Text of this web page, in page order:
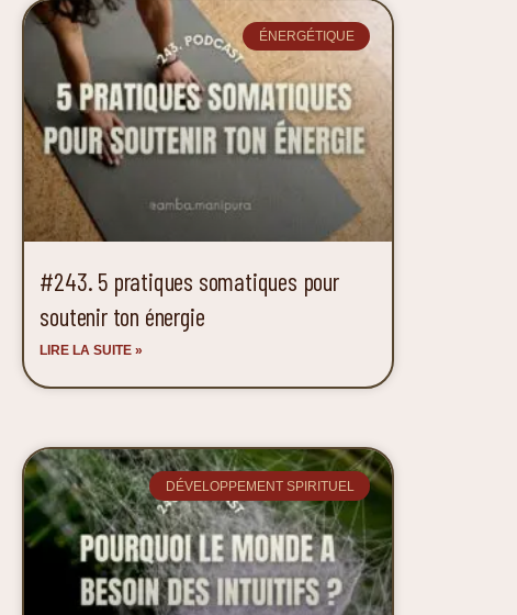
ÉNERGÉTIQUE
#243. 5 pratiques somatiques pour
soutenir ton énergie
LIRE LA SUITE »
DÉVELOPPEMENT SPIRITUEL